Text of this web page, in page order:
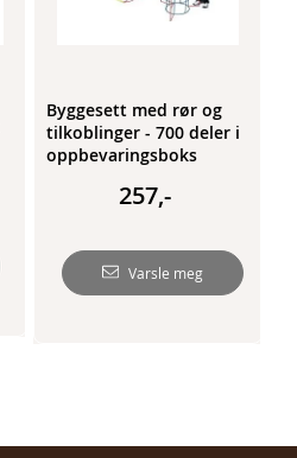
Byggesett med rør og
tilkoblinger - 700 deler i
oppbevaringsboks
257,-
Varsle meg